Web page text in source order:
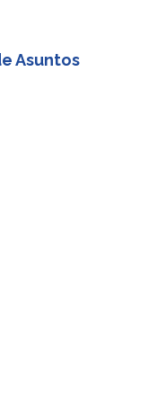
Asuntos